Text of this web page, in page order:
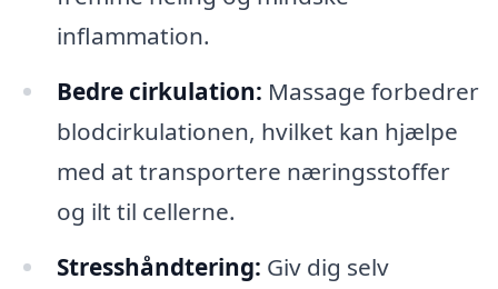
inflammation.
Bedre cirkulation: Massage forbedrer
blodcirkulationen, hvilket kan hjælpe
med at transportere næringsstoffer
og ilt til cellerne.
Stresshåndtering: Giv dig selv